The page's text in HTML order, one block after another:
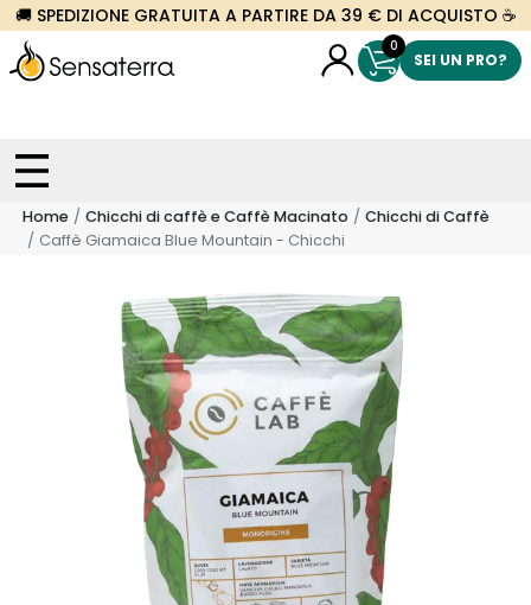
🚚 SPEDIZIONE GRATUITA A PARTIRE DA 39 € DI ACQUISTO ☕
0
SEI UN PRO?
Home Chicchi di caffè e Caffè Macinato
Chicchi di Caffè
Caffè Giamaica Blue Mountain - Chicchi